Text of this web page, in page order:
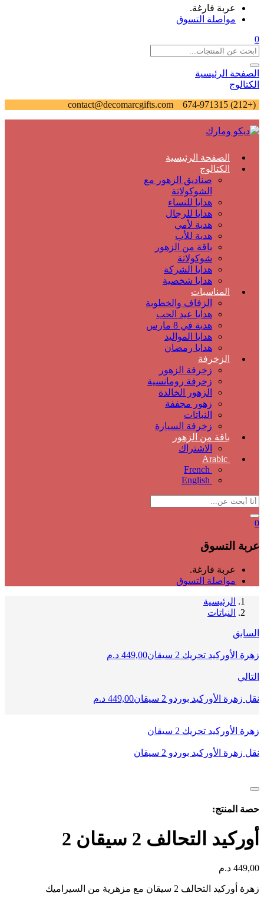
عربة فارغة.
مواصلة التسوق
0
الصفحة الرئيسية
الكتالوج
(+212) 674-971315
contact@decomarcgifts.com
الصفحة الرئيسية
الكتالوج
صناديق الزهور مع
الشوكولاتة
هدايا للنساء
هدايا للرجال
هدية لأمي
هدية للأب
باقة من الزهور
شوكولاتة
هدايا الشركة
هدايا شخصية
المناسبات
الزفاف والخطوبة
هدايا عيد الحب
هدية في 8 مارس
هدايا المواليد
هدايا رمضان
الزخرفة
زخرفة الزهور
زخرفة رومانسية
الزهور الخالدة
زهور مجففة
النباتات
زخرفة السيارة
باقة من الزهور
الاشتراك
Arabic
French
English
0
عربة التسوق
عربة فارغة.
مواصلة التسوق
الرئيسية
النباتات
السابق
زهرة الأوركيد تحريك 2 سيقان 449,00 د.م
التالي
نقل زهرة الأوركيد بوردو 2 سيقان 449,00 د.م
زهرة الأوركيد تحريك 2 سيقان
نقل زهرة الأوركيد بوردو 2 سيقان
حصة المنتج:
أوركيد التحالف 2 سيقان 2
449,00 د.م
زهرة أوركيد التحالف 2 سيقان مع مزهرية من السيراميك